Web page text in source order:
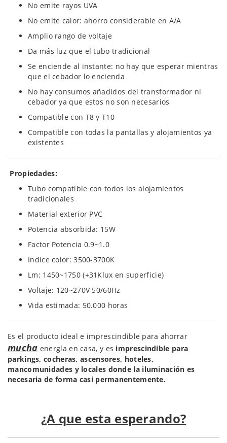
No emite rayos UVA
No emite calor: ahorro considerable en A/A
Amplio rango de voltaje
Da más luz que el tubo tradicional
Se enciende al instante: no hay que esperar mientras
que el cebador lo encienda
No hay consumos añadidos del transformador ni
cebador ya que estos no son necesarios
Compatible con T8 y T10
Compatible con todas la pantallas y alojamientos ya
existentes
Propiedades:
Tubo compatible con todos los alojamientos
tradicionales
Material exterior PVC
Potencia absorbida: 15W
Factor Potencia 0.9~1.0
Indice color: 3500-3700K
Lm: 1450~1750 (+31Klux en superficie)
Voltaje: 120~270V 50/60Hz
Vida estimada: 50.000 horas
Es el producto ideal e imprescindible para ahorrar
mucha energía en casa, y es imprescindible para
parkings, cocheras, ascensores, hoteles,
mancomunidades y locales donde la iluminación es
necesaria de forma casi permanentemente.
¿A que esta esperando?